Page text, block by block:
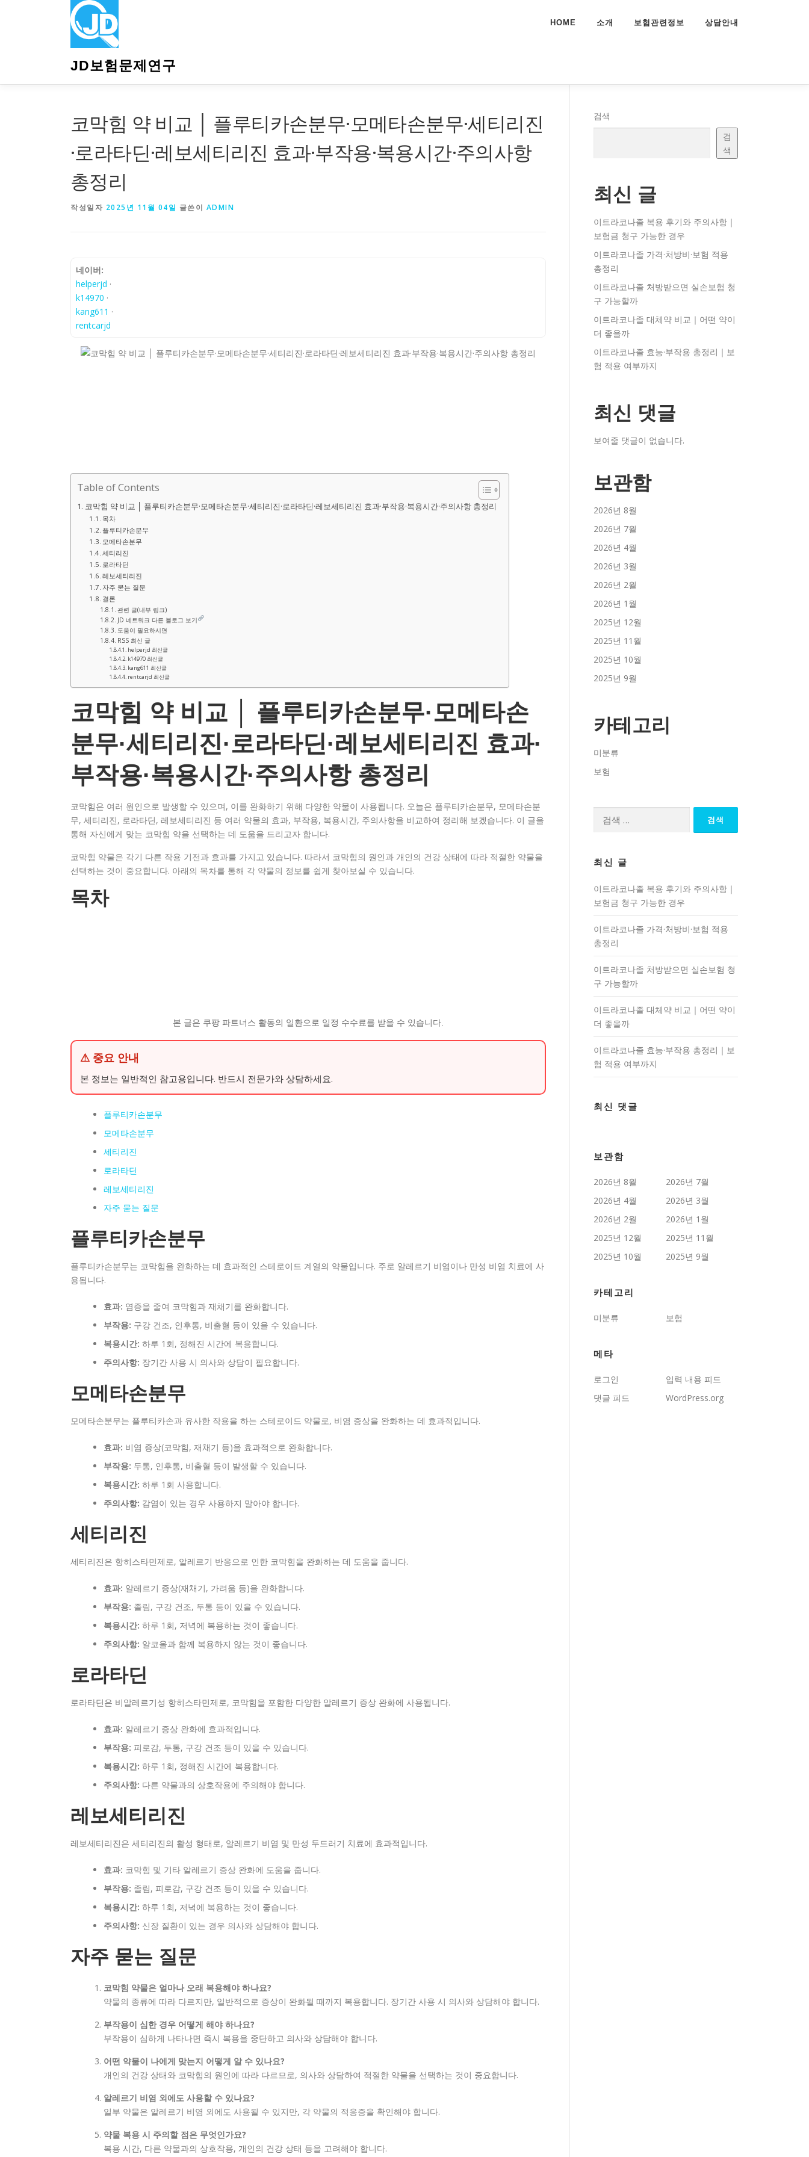
JD보험문제연구
HOME 소개 보험관련정보 상담안내
코막힘 약 비교 │ 플루티카손분무·모메타손분무·세티리진
·로라타딘·레보세티리진 효과·부작용·복용시간·주의사항
총정리
작성일자 2025년 11월 04일 글쓴이 ADMIN
네이버:
helperjd ·
k14970 ·
kang611 ·
rentcarjd
Table of Contents
코막힘 약 비교 │ 플루티카손분무·모메타손분무·세티리진·로라타딘·레보세티리진 효과·부작용·복용시간·주의사항 총정리
목차
플루티카손분무
모메타손분무
세티리진
로라타딘
레보세티리진
자주 묻는 질문
결론
관련 글(내부 링크)
JD 네트워크 다른 블로그 보기
도움이 필요하시면
RSS 최신 글
helperjd 최신글
k14970 최신글
kang611 최신글
rentcarjd 최신글
코막힘 약 비교 │ 플루티카손분무·모메타손
분무·세티리진·로라타딘·레보세티리진 효과·
부작용·복용시간·주의사항 총정리
코막힘은 여러 원인으로 발생할 수 있으며, 이를 완화하기 위해 다양한 약물이 사용됩니다. 오늘은 플루티카손분무, 모메타손분
무, 세티리진, 로라타딘, 레보세티리진 등 여러 약물의 효과, 부작용, 복용시간, 주의사항을 비교하여 정리해 보겠습니다. 이 글을
통해 자신에게 맞는 코막힘 약을 선택하는 데 도움을 드리고자 합니다.
코막힘 약물은 각기 다른 작용 기전과 효과를 가지고 있습니다. 따라서 코막힘의 원인과 개인의 건강 상태에 따라 적절한 약물을
선택하는 것이 중요합니다. 아래의 목차를 통해 각 약물의 정보를 쉽게 찾아보실 수 있습니다.
목차
본 글은 쿠팡 파트너스 활동의 일환으로 일정 수수료를 받을 수 있습니다.
⚠ 중요 안내
본 정보는 일반적인 참고용입니다. 반드시 전문가와 상담하세요.
플루티카손분무
모메타손분무
세티리진
로라타딘
레보세티리진
자주 묻는 질문
플루티카손분무
플루티카손분무는 코막힘을 완화하는 데 효과적인 스테로이드 계열의 약물입니다. 주로 알레르기 비염이나 만성 비염 치료에 사
용됩니다.
효과: 염증을 줄여 코막힘과 재채기를 완화합니다.
부작용: 구강 건조, 인후통, 비출혈 등이 있을 수 있습니다.
복용시간: 하루 1회, 정해진 시간에 복용합니다.
주의사항: 장기간 사용 시 의사와 상담이 필요합니다.
모메타손분무
모메타손분무는 플루티카손과 유사한 작용을 하는 스테로이드 약물로, 비염 증상을 완화하는 데 효과적입니다.
효과: 비염 증상(코막힘, 재채기 등)을 효과적으로 완화합니다.
부작용: 두통, 인후통, 비출혈 등이 발생할 수 있습니다.
복용시간: 하루 1회 사용합니다.
주의사항: 감염이 있는 경우 사용하지 말아야 합니다.
세티리진
세티리진은 항히스타민제로, 알레르기 반응으로 인한 코막힘을 완화하는 데 도움을 줍니다.
효과: 알레르기 증상(재채기, 가려움 등)을 완화합니다.
부작용: 졸림, 구강 건조, 두통 등이 있을 수 있습니다.
복용시간: 하루 1회, 저녁에 복용하는 것이 좋습니다.
주의사항: 알코올과 함께 복용하지 않는 것이 좋습니다.
로라타딘
로라타딘은 비알레르기성 항히스타민제로, 코막힘을 포함한 다양한 알레르기 증상 완화에 사용됩니다.
효과: 알레르기 증상 완화에 효과적입니다.
부작용: 피로감, 두통, 구강 건조 등이 있을 수 있습니다.
복용시간: 하루 1회, 정해진 시간에 복용합니다.
주의사항: 다른 약물과의 상호작용에 주의해야 합니다.
레보세티리진
레보세티리진은 세티리진의 활성 형태로, 알레르기 비염 및 만성 두드러기 치료에 효과적입니다.
효과: 코막힘 및 기타 알레르기 증상 완화에 도움을 줍니다.
부작용: 졸림, 피로감, 구강 건조 등이 있을 수 있습니다.
복용시간: 하루 1회, 저녁에 복용하는 것이 좋습니다.
주의사항: 신장 질환이 있는 경우 의사와 상담해야 합니다.
자주 묻는 질문
코막힘 약물은 얼마나 오래 복용해야 하나요?
약물의 종류에 따라 다르지만, 일반적으로 증상이 완화될 때까지 복용합니다. 장기간 사용 시 의사와 상담해야 합니다.
부작용이 심한 경우 어떻게 해야 하나요?
부작용이 심하게 나타나면 즉시 복용을 중단하고 의사와 상담해야 합니다.
어떤 약물이 나에게 맞는지 어떻게 알 수 있나요?
개인의 건강 상태와 코막힘의 원인에 따라 다르므로, 의사와 상담하여 적절한 약물을 선택하는 것이 중요합니다.
알레르기 비염 외에도 사용할 수 있나요?
일부 약물은 알레르기 비염 외에도 사용될 수 있지만, 각 약물의 적응증을 확인해야 합니다.
약물 복용 시 주의할 점은 무엇인가요?
복용 시간, 다른 약물과의 상호작용, 개인의 건강 상태 등을 고려해야 합니다.
검색
검
색
최신 글
이트라코나졸 복용 후기와 주의사항｜
보험금 청구 가능한 경우
이트라코나졸 가격·처방비·보험 적용
총정리
이트라코나졸 처방받으면 실손보험 청
구 가능할까
이트라코나졸 대체약 비교｜어떤 약이
더 좋을까
이트라코나졸 효능·부작용 총정리｜보
험 적용 여부까지
최신 댓글
보여줄 댓글이 없습니다.
보관함
2026년 8월
2026년 7월
2026년 4월
2026년 3월
2026년 2월
2026년 1월
2025년 12월
2025년 11월
2025년 10월
2025년 9월
카테고리
미분류
보험
최신 글
이트라코나졸 복용 후기와 주의사항｜
보험금 청구 가능한 경우
이트라코나졸 가격·처방비·보험 적용
총정리
이트라코나졸 처방받으면 실손보험 청
구 가능할까
이트라코나졸 대체약 비교｜어떤 약이
더 좋을까
이트라코나졸 효능·부작용 총정리｜보
험 적용 여부까지
최신 댓글
보관함
2026년 8월
2026년 7월
2026년 4월
2026년 3월
2026년 2월
2026년 1월
2025년 12월
2025년 11월
2025년 10월
2025년 9월
카테고리
미분류 보험
메타
로그인
입력 내용 피드
댓글 피드
WordPress.org